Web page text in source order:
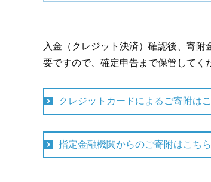
入金（クレジット決済）確認後、寄
要ですので、確定申告まで保管してく
クレジットカードによるご寄附は
指定金融機関からのご寄附はこち